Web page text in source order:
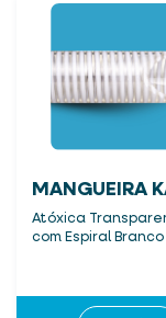
MANGUEIRA
Atóxica
com Espiral Branco